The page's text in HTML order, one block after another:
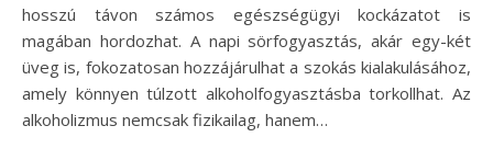
hosszú távon számos egészségügyi kockázatot is
magában hordozhat. A napi sörfogyasztás, akár egy-két
üveg is, fokozatosan hozzájárulhat a szokás kialakulásához,
amely könnyen túlzott alkoholfogyasztásba torkollhat. Az
alkoholizmus nemcsak fizikailag, hanem…